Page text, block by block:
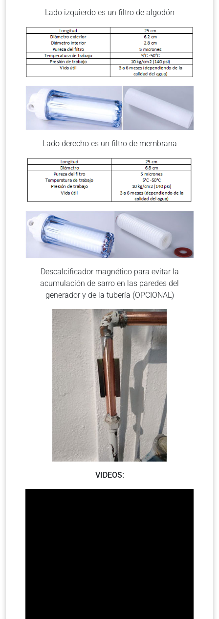
Lado izquierdo es un filtro de algodón
Lado derecho es un filtro de membrana
Descalcificador magnético para evitar la
acumulación de sarro en las paredes del
generador y de la tubería (OPCIONAL)
VIDEOS: